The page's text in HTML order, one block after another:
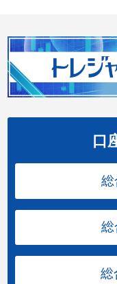
口
総
総
総